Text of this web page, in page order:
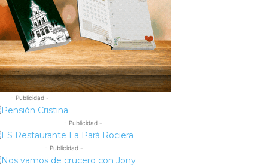
- Publicidad -
- Publicidad -
- Publicidad -